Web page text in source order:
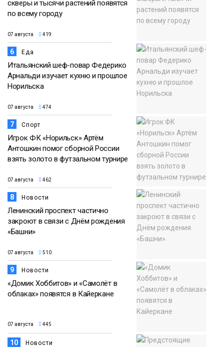
скверы и тысячи растений появятся
по всему городу
07 августа 419
6 Еда
Итальянский шеф-повар Федерико
Арнальди изучает кухню и прошлое
Норильска
07 августа 474
7 Спорт
Игрок ФК «Норильск» Артём
Антошкин помог сборной России
взять золото в футзальном турнире
07 августа 462
8 Новости
Ленинский проспект частично
закроют в связи с Днём рождения
«Башни»
07 августа 510
9 Новости
«Домик Хоббитов» и «Самолёт в
облаках» появятся в Кайеркане
07 августа 445
10 Новости